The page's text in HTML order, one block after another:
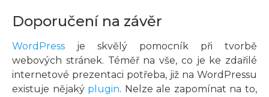
Doporučení na závěr
WordPress je skvělý pomocník při tvorbě
webových stránek. Téměř na vše, co je ke zdařilé
internetové prezentaci potřeba, již na WordPressu
existuje nějaký plugin. Nelze ale zapomínat na to,